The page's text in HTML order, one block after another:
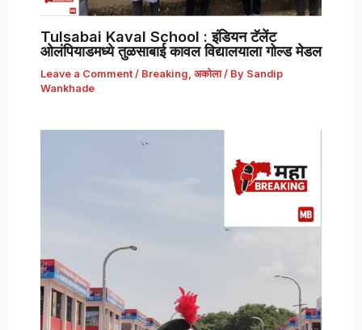
Tulsabai Kaval School : इंडियन टॅलेंट
ओलंपियाडमध्ये तुळसाबाई कावल विद्यालयाला गोल्ड मेडल
Leave a Comment / Breaking, अकोला/ By Sandip
Wankhade